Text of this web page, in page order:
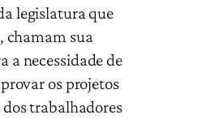
legislatura que
chamam sua
a necessidade de
os projetos
dos trabalhadores